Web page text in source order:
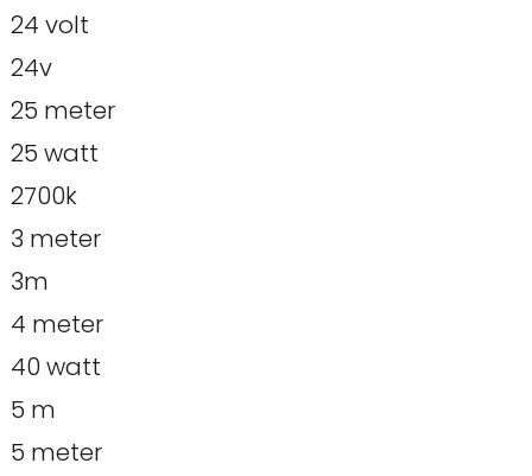
24 volt
24v
25 meter
25 watt
2700k
3 meter
3m
4 meter
40 watt
5 m
5 meter